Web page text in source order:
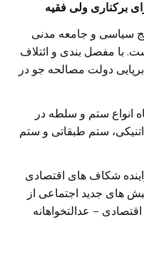
برکناری ولی فقیه
سیاسی و جامعه مدنی
با مفصل بندی و ائتلاف
دولت مصالحه جو در
انواع ستم و سلطه در
ستم طبقاتی و ستم
شکاف های اقتصادی
های جدید اجتماعی از
– عدالتخواهانه